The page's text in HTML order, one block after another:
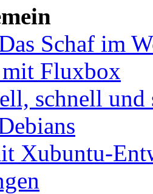
Schaf im
Fluxbox
schnell und
Xubuntu-